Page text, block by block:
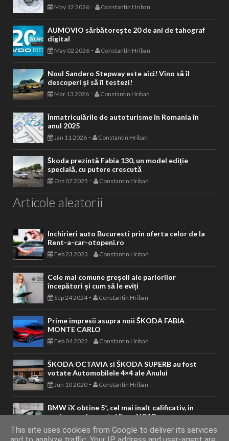
May 12 2026 - Constantin Hriban
AUMOVIO sărbătorește 20 de ani de tahograf
digital
May 02 2026 - Constantin Hriban
Noul Sandero Stepway este aici! Vino să îl
descoperi și să îl testezi!
Mar 13 2026 - Constantin Hriban
Înmatriculările de autoturisme în Romania în
anul 2025
Jan 11 2026 - Constantin Hriban
Škoda prezintă Fabia 130, un model ediție
specială, cu putere crescută
Oct 07 2025 - Constantin Hriban
Articole aleatorii
Inchirieri auto Bucuresti prin oferta celor de la
Rent-a-car-otopeni.ro
Feb 23 2023 - Constantin Hriban
Cele mai comune greșeli ale pariorilor
începători și cum să le eviți
Sep 24 2024- Constantin Hriban
Prime impresii asupra noii ŠKODA FABIA
MONTE CARLO
Feb 04 2022 - Constantin Hriban
ŠKODA OCTAVIA si ŠKODA SUPERB au fost
votate Automobilele 4×4 ale Anului
Jun 10 2020 - Constantin Hriban
BMW iX obtine 5*, cel mai inalt calificativ, in
evaluarea sigurantei Euro NCAP
Dec 08 2021- Constantin Hriban
This site uses cookies from Google to deliver its services